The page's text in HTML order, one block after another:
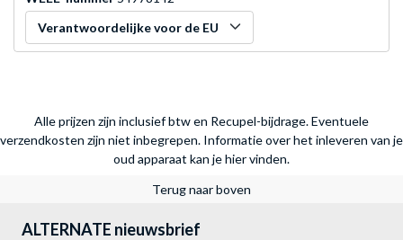
Verantwoordelijke voor de EU
Alle prijzen zijn inclusief btw en Recupel-bijdrage. Eventuele
verzendkosten zijn niet inbegrepen. Informatie over het inleveren van je
oud apparaat kan je hier vinden.
Terug naar boven
ALTERNATE nieuwsbrief